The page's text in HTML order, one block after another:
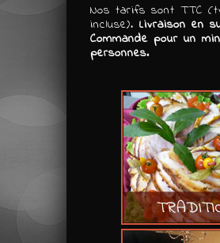
Nos tarifs sont TTC
incluse). Livraison en
Commande pour un
personnes.